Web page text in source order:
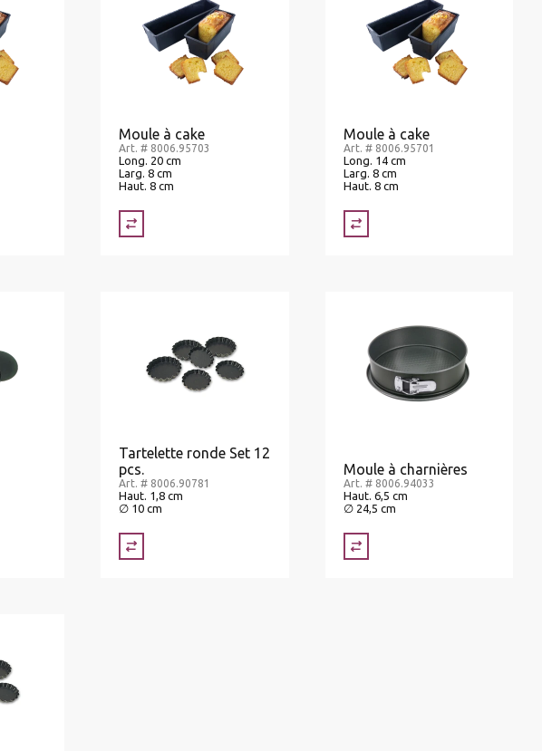
Moule à cake
Art. # 8006.95703
Long. 20 cm
Larg. 8 cm
Haut. 8 cm
Moule à cake
Art. # 8006.95701
Long. 14 cm
Larg. 8 cm
Haut. 8 cm
Tartelette ronde Set 12
pcs.
Art. # 8006.90781
Haut. 1,8 cm
∅ 10 cm
Moule à charnières
Art. # 8006.94033
Haut. 6,5 cm
∅ 24,5 cm